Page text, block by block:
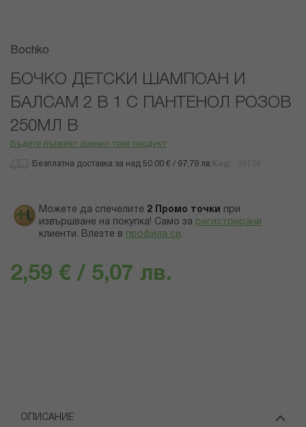
Преминете
началото
галерия
със
снимки
Bochko
БОЧКО ДЕТСКИ ШАМПОАН И
БАЛСАМ 2 В 1 С ПАНТЕНОЛ РОЗОВ
250МЛ В
Бъдете първият оценил този продукт
Безплатна доставка за над 50.00 € / 97,79 лв.
Можете да спечелите 2 Промо точки
при
извършване на покупка! Само за регистрирани
клиенти. Влезте в профила си .
2,59 € / 5,07 лв.
ОПИСАНИЕ